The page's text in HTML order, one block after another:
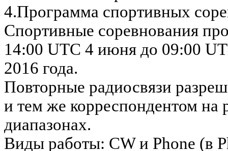
4.Программа спортивных
Спортивные соревнования
14:00 UTC 4 июня до 09:00
2016 года.
Повторные радиосвязи
и тем же корреспондентом на
диапазонах.
Виды работы: CW и Phone (в